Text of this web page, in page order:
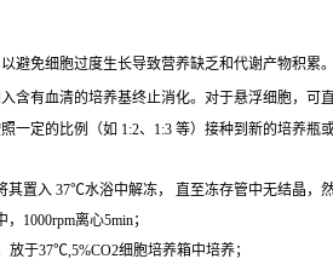
避免细胞过度生长导致营养缺乏和代谢产物积
含有血清的培养基终止消化。对于悬浮细胞，可
定的比例（如 1:2、1:3 等）接种到新的培养瓶
置入 37℃水浴中解冻， 直至冻存管中无结晶，
1000rpm离心5min；
于37℃,5%CO2细胞培养箱中培养；